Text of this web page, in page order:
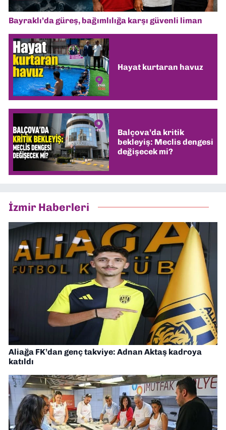
Bayraklı’da güreş, bağımlılığa karşı güvenli liman
Hayat kurtaran havuz
Balçova’da kritik
bekleyiş: Meclis dengesi
değişecek mi?
İzmir Haberleri
Aliağa FK’dan genç takviye: Adnan Aktaş kadroya
katıldı